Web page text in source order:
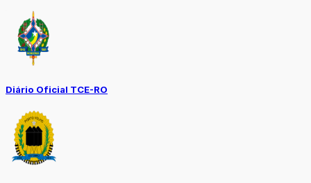
Diário Oficial TCE-RO